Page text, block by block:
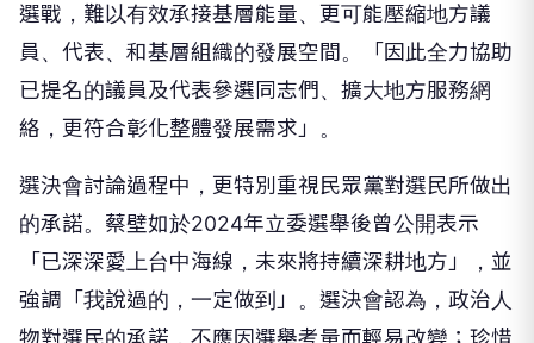
選戰，難以有效承接基層能量、更可能壓縮地方議
員、代表、和基層組織的發展空間。「因此全力協助
已提名的議員及代表參選同志們、擴大地方服務網
絡，更符合彰化整體發展需求」。
選決會討論過程中，更特別重視民眾黨對選民所做出
的承諾。蔡壁如於2024年立委選舉後曾公開表示
「已深深愛上台中海線，未來將持續深耕地方」，並
強調「我說過的，一定做到」。選決會認為，政治人
物對選民的承諾，不應因選舉考量而輕易改變；珍惜